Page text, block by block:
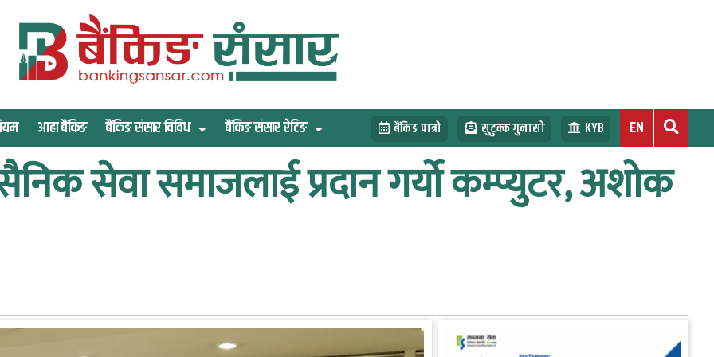
आहा बैंकिङ बैंकिङ संसार विविध बैंकिङ संसार रेटिङ बैंकिङ पात्रो सुटुक्क गुनासो KYB EN
सेवा समाजलाई प्रदान गर्यो कम्प्युटर, अशोक